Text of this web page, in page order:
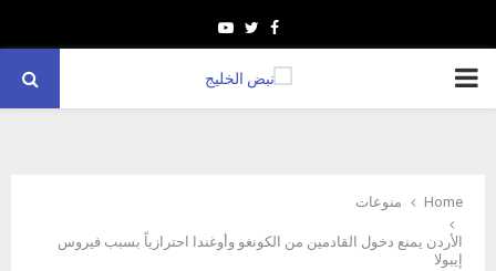
Facebook
Twitter
Youtube
PRIMARY
Home منوعات
الأردن يمنع دخول القادمين من الكونغو وأوغندا احترازياً بسبب فيروس
إيبولا